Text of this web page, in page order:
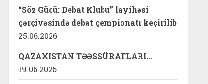
“Söz Gücü: Debat Klubu” layihəsi
çərçivəsində debat çempionatı keçirilib
25.06.2026
QAZAXISTAN TƏƏSSÜRATLARI…
19.06.2026